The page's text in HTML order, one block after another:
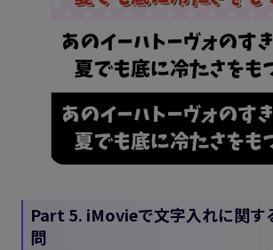
Part 5. iMovieで文字入れに関す
問